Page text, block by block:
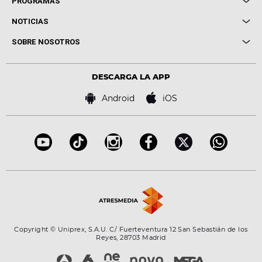
Conciertos
Cuerpos especiales
Locutores Europa FM
NOTICIAS
Cine y Televisión
Virales
SOBRE NOSOTROS
Bases de concursos
DESCARGA LA APP
Android iOS
Copyright © Uniprex, S.A.U. C/ Fuerteventura 12 San Sebastián de los
Reyes, 28703 Madrid